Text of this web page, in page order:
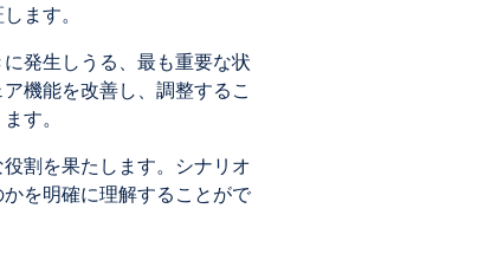
ます。
発生しうる、最も重要な状
機能を改善し、調整するこ
す。
割を果たします。シナリオ
を明確に理解することがで